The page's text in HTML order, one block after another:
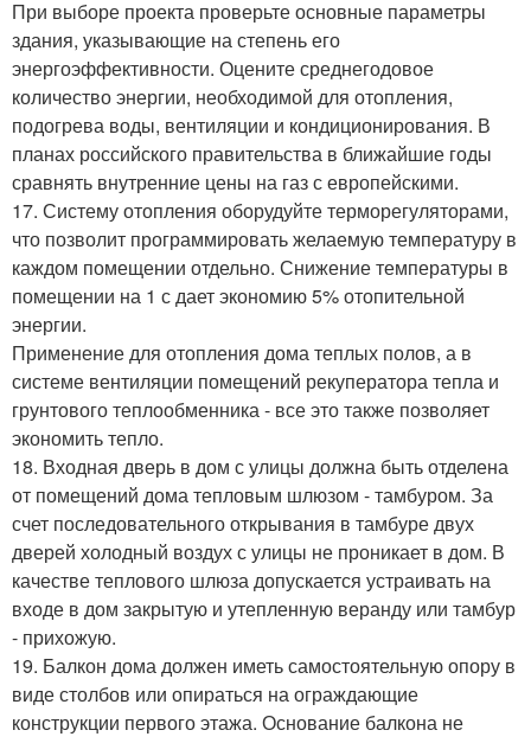
При выборе проекта проверьте основные параметры
здания, указывающие на степень его
энергоэффективности. Оцените среднегодовое
количество энергии, необходимой для отопления,
подогрева воды, вентиляции и кондиционирования. В
планах российского правительства в ближайшие годы
сравнять внутренние цены на газ с европейскими.
17. Систему отопления оборудуйте терморегуляторами,
что позволит программировать желаемую температуру в
каждом помещении отдельно. Снижение температуры в
помещении на 1 с дает экономию 5% отопительной
энергии.
Применение для отопления дома теплых полов, а в
системе вентиляции помещений рекуператора тепла и
грунтового теплообменника - все это также позволяет
экономить тепло.
18. Входная дверь в дом с улицы должна быть отделена
от помещений дома тепловым шлюзом - тамбуром. За
счет последовательного открывания в тамбуре двух
дверей холодный воздух с улицы не проникает в дом. В
качестве теплового шлюза допускается устраивать на
входе в дом закрытую и утепленную веранду или тамбур
- прихожую.
19. Балкон дома должен иметь самостоятельную опору в
виде столбов или опираться на ограждающие
конструкции первого этажа. Основание балкона не